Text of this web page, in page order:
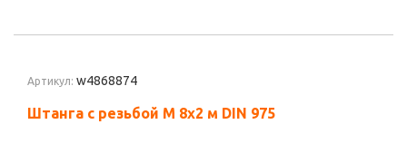
Артикул: w4868874
Штанга с резьбой M 8х2 м DIN 975